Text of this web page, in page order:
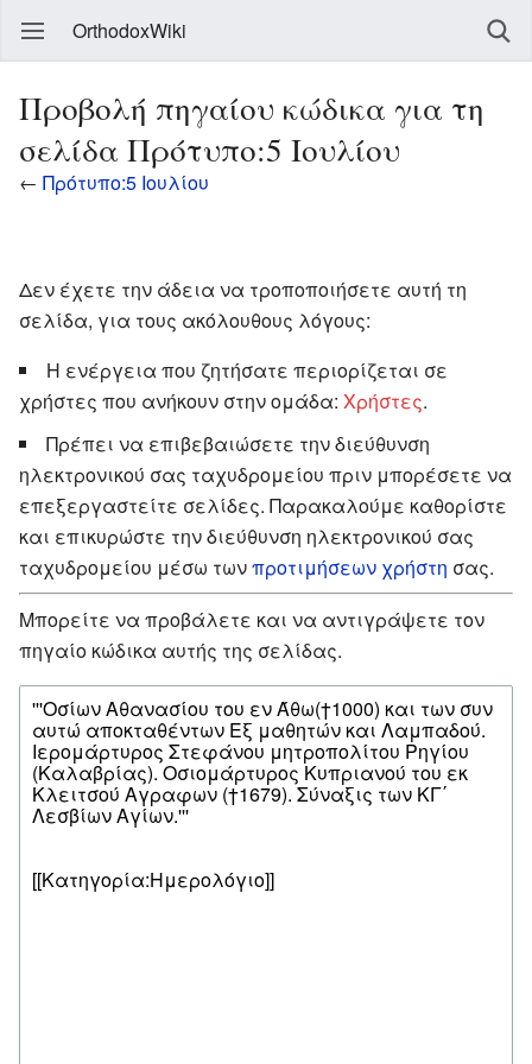
OrthodoxWiki
Προβολή πηγαίου κώδικα για τη
σελίδα Πρότυπο:5 Ιουλίου
← Πρότυπο:5 Ιουλίου
Δεν έχετε την άδεια να τροποποιήσετε αυτή τη
σελίδα, για τους ακόλουθους λόγους:
Η ενέργεια που ζητήσατε περιορίζεται σε
χρήστες που ανήκουν στην ομάδα: Χρήστες.
Πρέπει να επιβεβαιώσετε την διεύθυνση
ηλεκτρονικού σας ταχυδρομείου πριν μπορέσετε να
επεξεργαστείτε σελίδες. Παρακαλούμε καθορίστε
και επικυρώστε την διεύθυνση ηλεκτρονικού σας
ταχυδρομείου μέσω τωνπροτιμήσεων χρήστη σας.
Μπορείτε να προβάλετε και να αντιγράψετε τον
πηγαίο κώδικα αυτής της σελίδας.